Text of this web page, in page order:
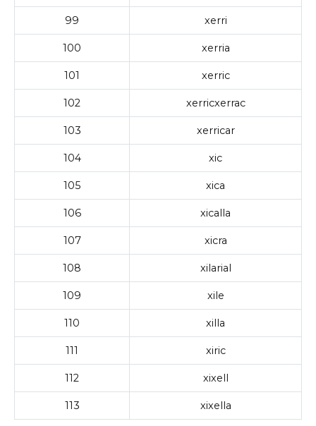
99 xerri
100 xerria
101 xerric
102 xerricxerrac
103 xerricar
104 xic
105 xica
106 xicalla
107 xicra
108 xilarial
109 xile
110 xilla
111 xiric
112 xixell
113 xixella